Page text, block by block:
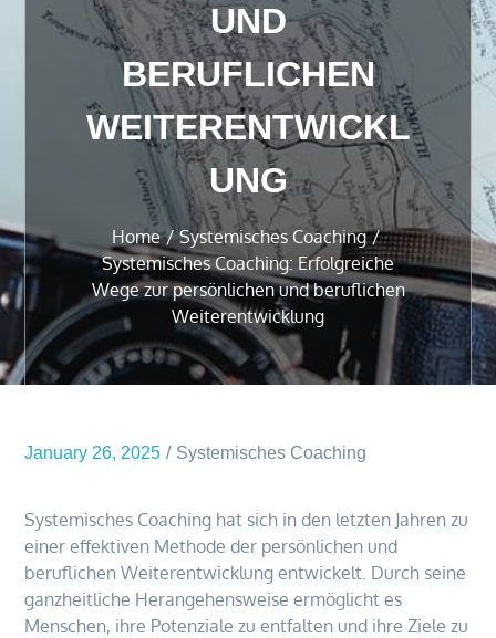
UND
BERUFLICHEN
WEITERENTWICKL
UNG
Home
Systemisches Coaching
Systemisches Coaching: Erfolgreiche
Wege zur persönlichen und beruflichen
Weiterentwicklung
January 26, 2025 Systemisches Coaching
Systemisches Coaching hat sich in den letzten Jahren zu
einer effektiven Methode der persönlichen und
beruflichen Weiterentwicklung entwickelt. Durch seine
ganzheitliche Herangehensweise ermöglicht es
Menschen, ihre Potenziale zu entfalten und ihre Ziele zu